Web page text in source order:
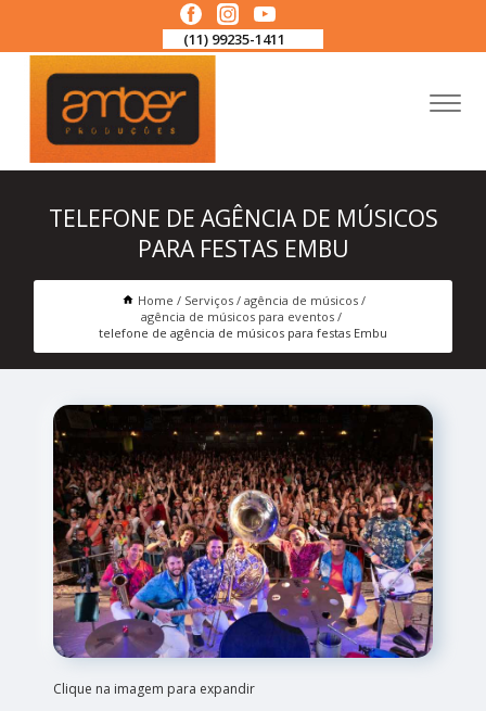
(11) 99235-1411
TELEFONE DE AGÊNCIA DE MÚSICOS
PARA FESTAS EMBU
Home Serviços
agência de músicos
agência de músicos para eventos
telefone de agência de músicos para festas Embu
Clique na imagem para expandir